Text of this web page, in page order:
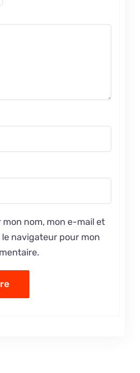
nom, mon e-mail et
navigateur pour mon